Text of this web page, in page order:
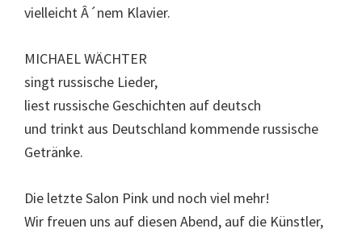
vielleicht Â´nem Klavier.
MICHAEL WÄCHTER
singt russische Lieder,
liest russische Geschichten auf deutsch
und trinkt aus Deutschland kommende russische
Getränke.
Die letzte Salon Pink und noch viel mehr!
Wir freuen uns auf diesen Abend, auf die Künstler,